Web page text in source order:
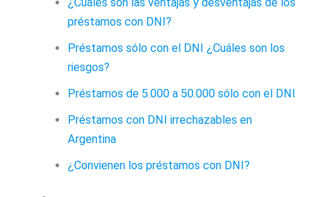
préstamos con DNI?
Préstamos sólo con el DNI ¿Cuáles son los
riesgos?
Préstamos de 5.000 a 50.000 sólo con el DNI
Préstamos con DNI irrechazables en
Argentina
¿Convienen los préstamos con DNI?